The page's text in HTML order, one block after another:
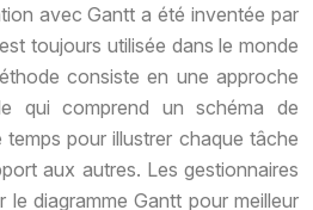
avec Gantt a été inventée par
toujours utilisée dans le monde
consiste en une approche
qui comprend un schéma de
pour illustrer chaque tâche
aux autres. Les gestionnaires
le diagramme Gantt pour meilleur